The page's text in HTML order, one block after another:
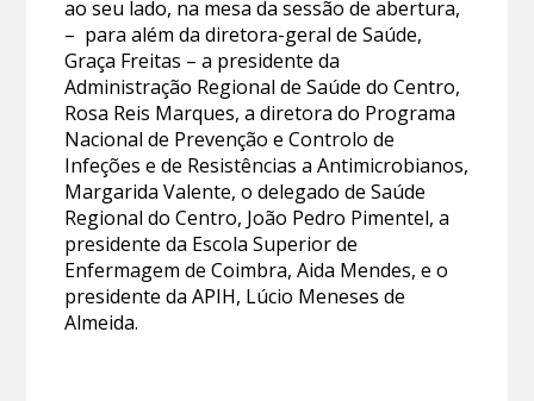
ao seu lado, na mesa da sessão de abertura,
– para além da diretora-geral de Saúde,
Graça Freitas – a presidente da
Administração Regional de Saúde do Centro,
Rosa Reis Marques, a diretora do Programa
Nacional de Prevenção e Controlo de
Infeções e de Resistências a Antimicrobianos,
Margarida Valente, o delegado de Saúde
Regional do Centro, João Pedro Pimentel, a
presidente da Escola Superior de
Enfermagem de Coimbra, Aida Mendes, e o
presidente da APIH, Lúcio Meneses de
Almeida.